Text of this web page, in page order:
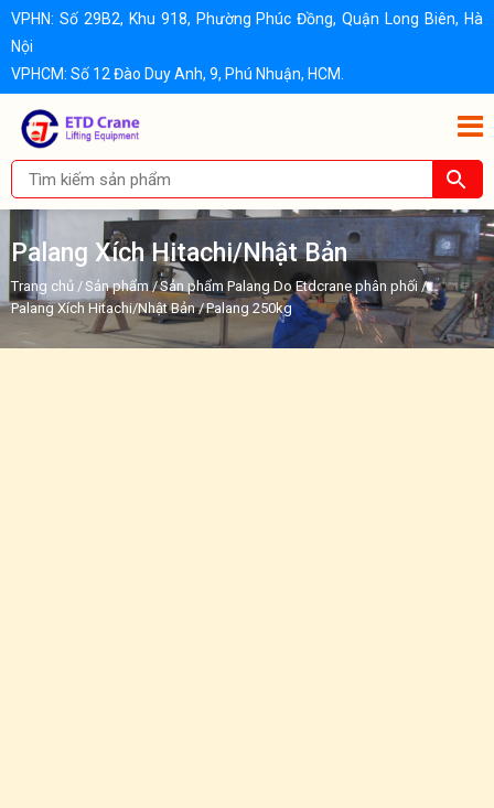
VPHN: Số 29B2, Khu 918, Phường Phúc Đồng, Quận Long Biên, Hà
Nội
VPHCM: Số 12 Đào Duy Anh, 9, Phú Nhuận, HCM.
Palang Xích Hitachi/Nhật Bản
Trang chủ /Sản phẩm/Sản phẩm Palang Do Etdcrane phân phối /
Palang Xích Hitachi/Nhật Bản/Palang 250kg